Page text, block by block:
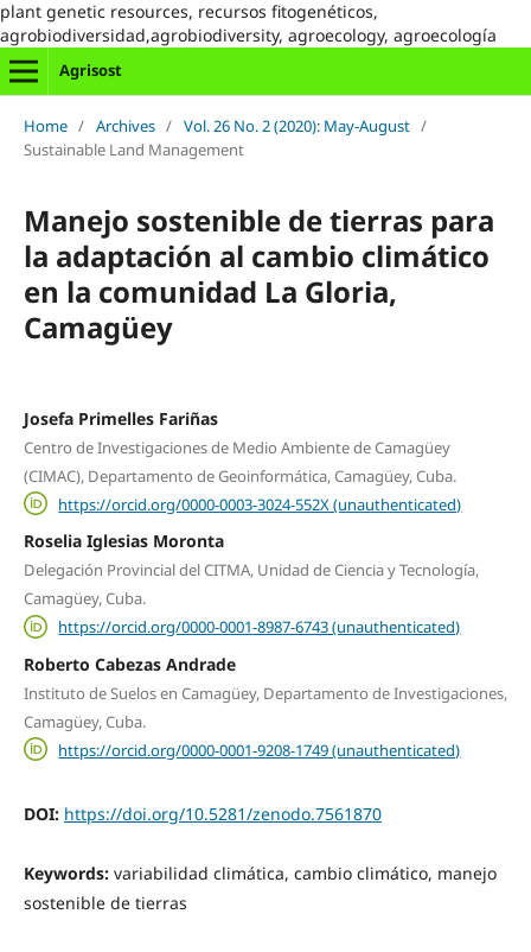
plant genetic resources, recursos fitogenéticos,
agrobiodiversidad,agrobiodiversity, agroecology, agroecología
Agrisost
Home / Archives / Vol. 26 No. 2 (2020): May-August /
Sustainable Land Management
Manejo sostenible de tierras para
la adaptación al cambio climático
en la comunidad La Gloria,
Camagüey
Josefa Primelles Fariñas
Centro de Investigaciones de Medio Ambiente de Camagüey
(CIMAC), Departamento de Geoinformática, Camagüey, Cuba.
https://orcid.org/0000-0003-3024-552X (unauthenticated)
Roselia Iglesias Moronta
Delegación Provincial del CITMA, Unidad de Ciencia y Tecnología,
Camagüey, Cuba.
https://orcid.org/0000-0001-8987-6743 (unauthenticated)
Roberto Cabezas Andrade
Instituto de Suelos en Camagüey, Departamento de Investigaciones,
Camagüey, Cuba.
https://orcid.org/0000-0001-9208-1749 (unauthenticated)
DOI: https://doi.org/10.5281/zenodo.7561870
Keywords: variabilidad climática, cambio climático, manejo
sostenible de tierras